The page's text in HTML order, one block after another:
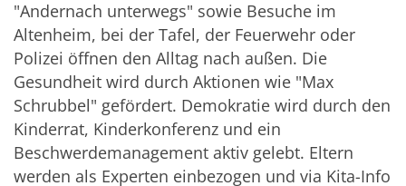
"Andernach unterwegs" sowie Besuche im
Altenheim, bei der Tafel, der Feuerwehr oder
Polizei öffnen den Alltag nach außen. Die
Gesundheit wird durch Aktionen wie "Max
Schrubbel" gefördert. Demokratie wird durch den
Kinderrat, Kinderkonferenz und ein
Beschwerdemanagement aktiv gelebt. Eltern
werden als Experten einbezogen und via Kita-Info